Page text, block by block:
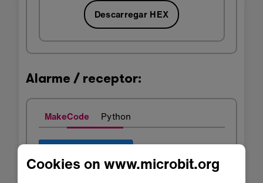
Descarregar HEX
Alarme / receptor:
MakeCode Python
Cookies on www.microbit.org